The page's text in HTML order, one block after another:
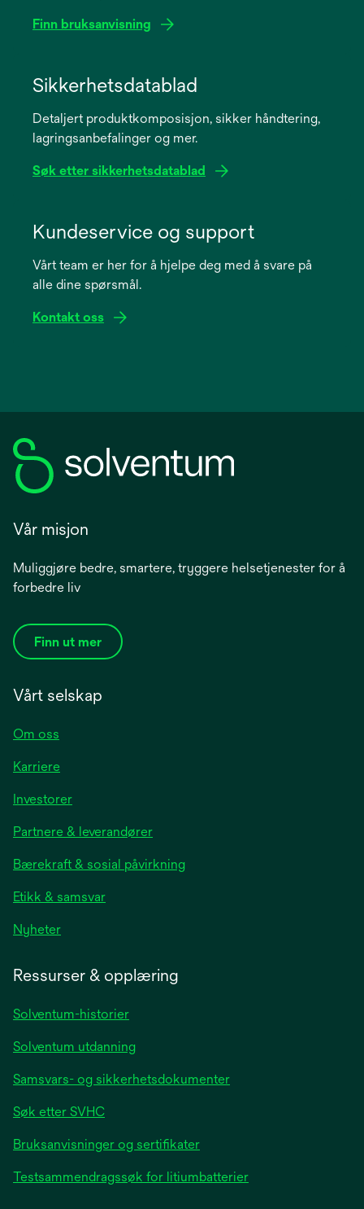
Finn bruksanvisning
new
Sikkerhetsdatablad
Detaljert produktkomposisjon, sikker håndtering,
lagringsanbefalinger og mer.
Søk etter sikkerhetsdatablad
new
Kundeservice og support
Vårt team er her for å hjelpe deg med å svare på
alle dine spørsmål.
Kontakt oss
Vår misjon
Muliggjøre bedre, smartere, tryggere helsetjenester for å
forbedre liv
Finn ut mer
Vårt selskap
Om oss
Karriere
Investoreropens
a
new
Partnere & leverandører
Bærekraft & sosial påvirkning
Etikk & samsvar
Nyheteropens
Ressurser & opplæring
Solventum-historier
Solventum utdanning
Samsvars- og sikkerhetsdokumenter
Søk etter SVHC
Bruksanvisninger og sertifikater
Testsammendragssøk for litiumbatterier